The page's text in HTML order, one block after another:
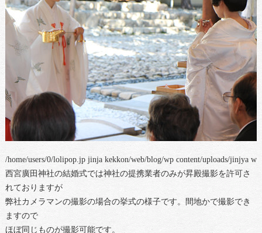
/home/users/0/lolipop.jp jinja kekkon/web/blog/wp content/uploads/jinjya
西宮廣田神社の結婚式では神社の提携業者のみが昇殿撮影を許可さ
れておりますが
弊社カメラマンの撮影の場合の挙式の様子です。間地かで撮影でき
ますので
ほぼ同じものが撮影可能です。